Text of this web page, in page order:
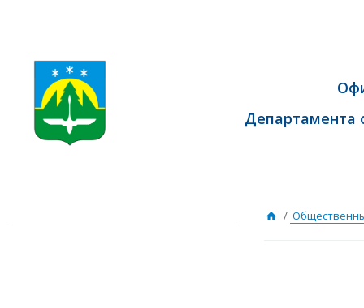
Департамента
/